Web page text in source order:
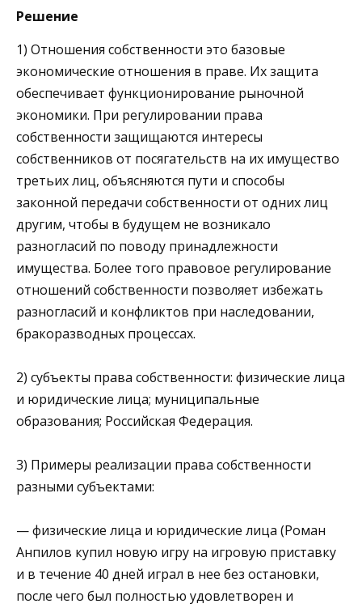
Решение
1) Отношения собственности это базовые
экономические отношения в праве. Их защита
обеспечивает функционирование рыночной
экономики. При регулировании права
собственности защищаются интересы
собственников от посягательств на их имущество
третьих лиц, объясняются пути и способы
законной передачи собственности от одних лиц
другим, чтобы в будущем не возникало
разногласий по поводу принадлежности
имущества. Более того правовое регулирование
отношений собственности позволяет избежать
разногласий и конфликтов при наследовании,
бракоразводных процессах.
2) субъекты права собственности: физические лица
и юридические лица; муниципальные
образования; Российская Федерация.
3) Примеры реализации права собственности
разными субъектами:
— физические лица и юридические лица (Роман
Анпилов купил новую игру на игровую приставку
и в течение 40 дней играл в нее без остановки,
после чего был полностью удовлетворен и